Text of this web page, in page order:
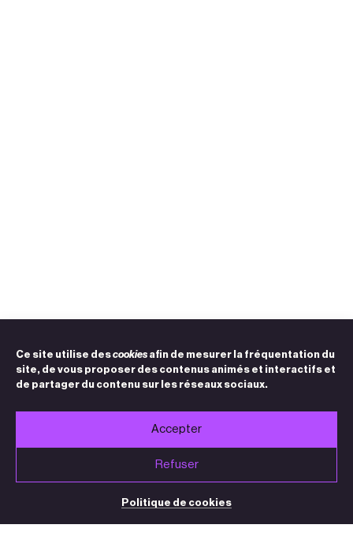
Ce site utilise descookies afin de mesurer la fréquentation du
site, de vous proposer des contenus animés et interactifs et
de partager du contenu sur les réseaux sociaux.
Accepter
Refuser
Politique de cookies